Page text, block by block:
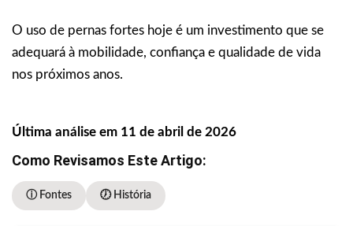
O uso de pernas fortes hoje é um investimento que se
adequará à mobilidade, confiança e qualidade de vida
nos próximos anos.
Última análise em 11 de abril de 2026
Como Revisamos Este Artigo:
ⓘ Fontes 🕖 História